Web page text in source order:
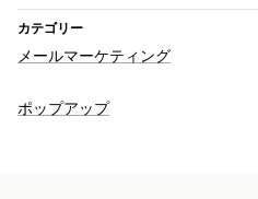
カテゴリー
メールマーケティング
キャンペーンタイプ
ポップアップ